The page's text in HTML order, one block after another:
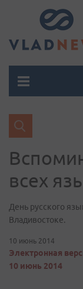
всех
День русского
Владивостоке.
10 июнь 2014
Электронная
10 июнь 2014